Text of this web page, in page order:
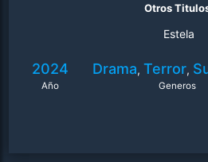
Otros
Estela
2024
Año
Drama, Terror,
Generos